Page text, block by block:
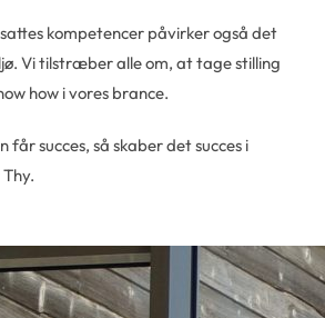
kompetencer påvirker også det
Vi tilstræber alle om, at tage stilling
how i vores brance.
succes, så skaber det succes i